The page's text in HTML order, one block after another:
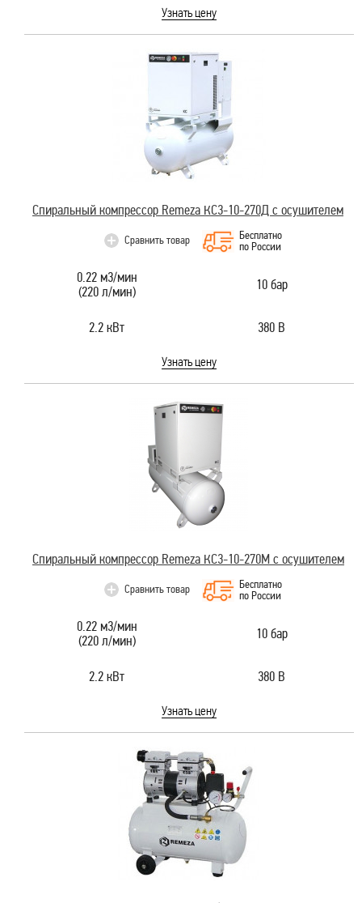
Узнать цену
Спиральный компрессор Remeza КС3-10-270Д с осушителем
Сравнить товар
Бесплатно
по России
0.22 м3/мин
(220 л/мин)
10 бар
2.2 кВт 380 В
Узнать цену
Спиральный компрессор Remeza КС3-10-270М с осушителем
Сравнить товар
Бесплатно
по России
0.22 м3/мин
(220 л/мин)
10 бар
2.2 кВт 380 В
Узнать цену